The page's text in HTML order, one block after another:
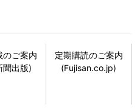
のご案内
聞出版)
定期購読のご案内
(Fujisan.co.jp)